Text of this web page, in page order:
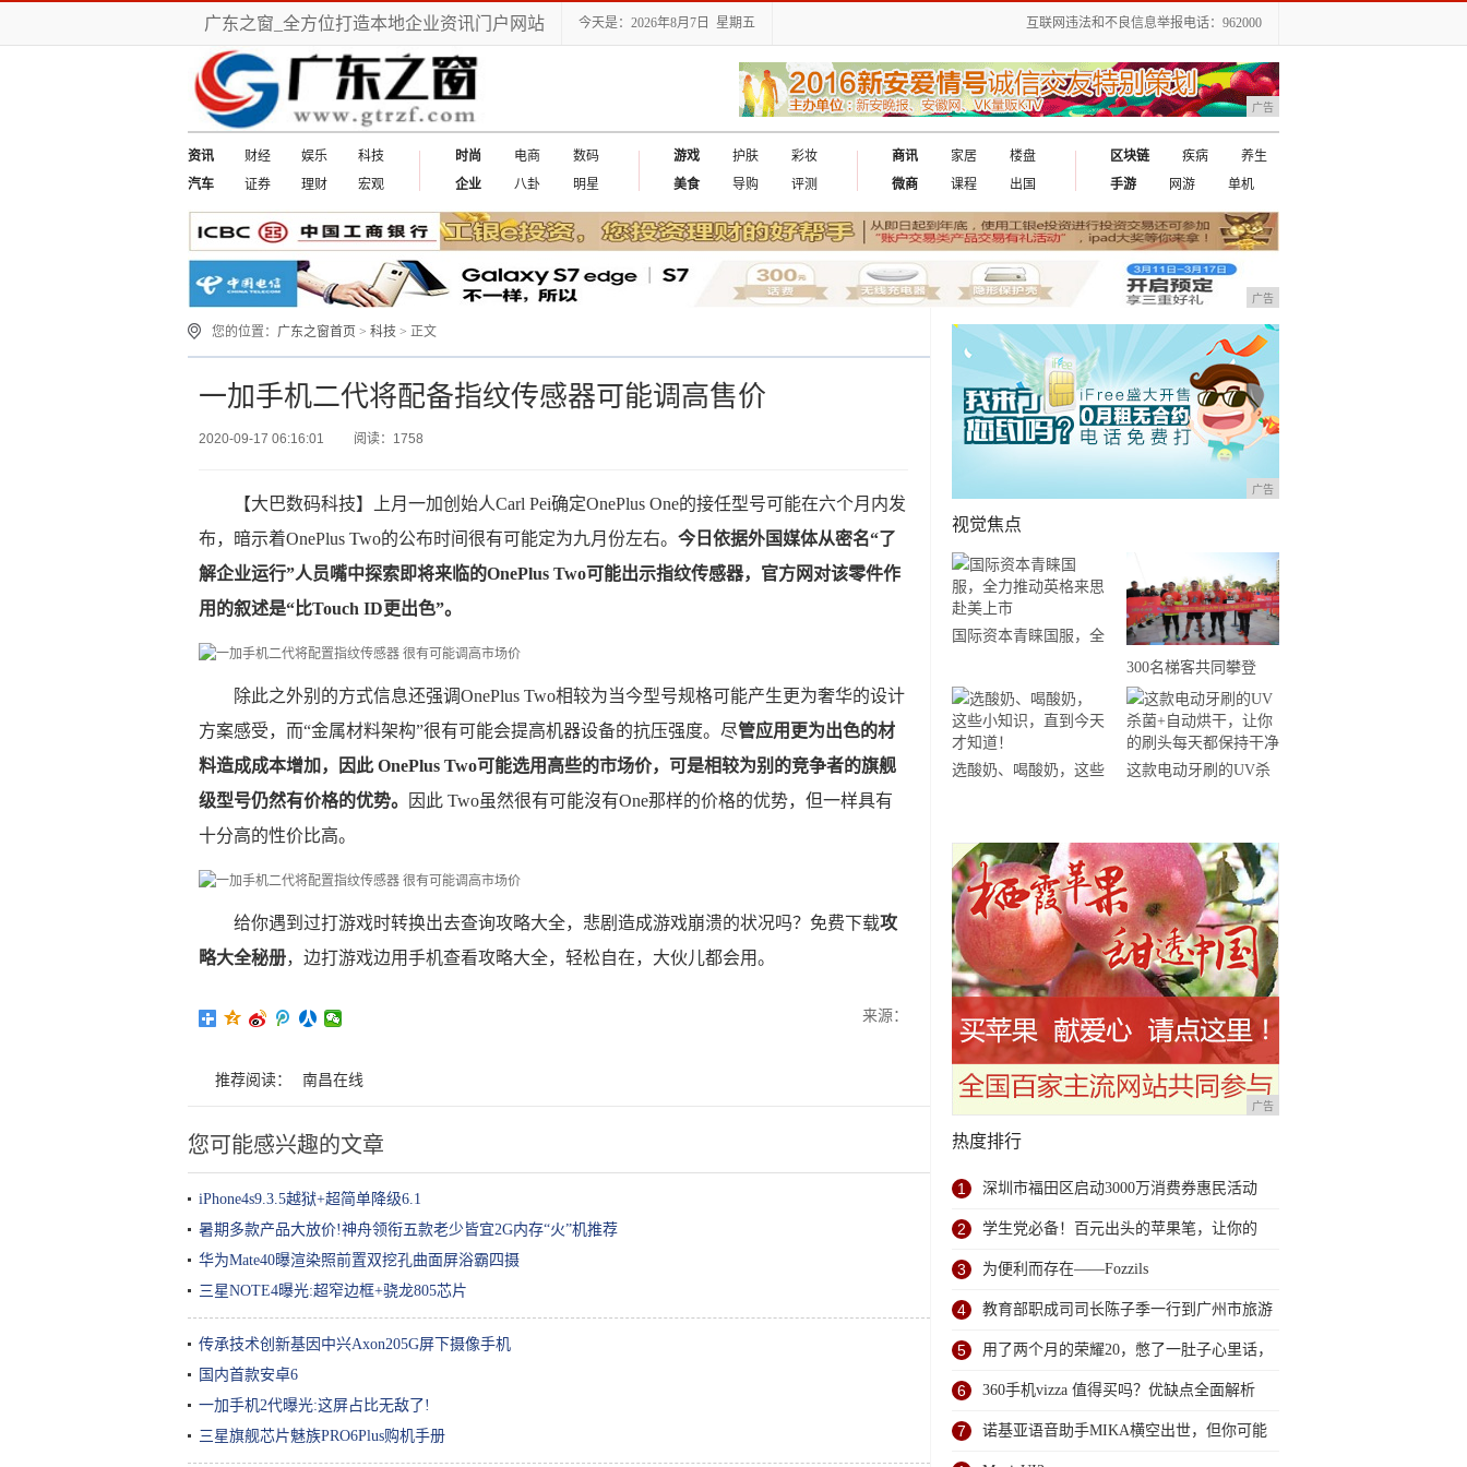
广东之窗_全方位打造本地企业资讯门户网站 今天是：2026年8月7日 星期五 互联网违法和不良信息举报电话：962000
广告
资讯 财经 娱乐
科技
汽车
证券 理财 宏观
时尚 电商
数码
企业
八卦 明星
游戏 护肤
彩妆
美食
导购 评测
商讯 家居
楼盘
微商
课程 出国
区块链 疾病
养生
手游
网游 单机
广告
您的位置： 广东之窗首页 > 科技 > 正文
一加手机二代将配备指纹传感器可能调高售价
2020-09-17 06:16:01 阅读：1758
【大巴数码科技】上月一加创始人Carl Pei确定OnePlus One的接任型号可能在六个月内发
布，暗示着OnePlus Two的公布时间很有可能定为九月份左右。 今日依据外国媒体从密名“了
解企业运行”人员嘴中探索即将来临的OnePlus Two可能出示指纹传感器，官方网对该零件作
用的叙述是“比Touch ID更出色”。
除此之外别的方式信息还强调OnePlus Two相较为当今型号规格可能产生更为奢华的设计
方案感受，而“金属材料架构”很有可能会提高机器设备的抗压强度。尽管应用更为出色的材
料造成成本增加，因此 OnePlus Two可能选用高些的市场价，可是相较为别的竞争者的旗舰
级型号仍然有价格的优势。
因此 Two虽然很有可能沒有One那样的价格的优势，但一样具有
十分高的性价比高。
给你遇到过打游戏时转换出去查询攻略大全，悲剧造成游戏崩溃的状况吗？免费下载攻
略大全秘册，边打游戏边用手机查看攻略大全，轻松自在，大伙儿都会用。
来源：
推荐阅读： 南昌在线
您可能感兴趣的文章
iPhone4s9.3.5越狱+超简单降级6.1
暑期多款产品大放价!神舟领衔五款老少皆宜2G内存“火”机推荐
华为Mate40曝渲染照前置双挖孔曲面屏浴霸四摄
三星NOTE4曝光:超窄边框+骁龙805芯片
传承技术创新基因中兴Axon205G屏下摄像手机
国内首款安卓6
一加手机2代曝光:这屏占比无敌了!
三星旗舰芯片魅族PRO6Plus购机手册
广告
视觉焦点
国际资本青睐国服，全
市
300名梯客共同攀登
2019国际垂直马拉松超
级精英赛顺德海骏达中
心站欢乐开跑
选酸奶、喝酸奶，这些
这款电动牙刷的UV杀
广告
热度排行
1 深圳市福田区启动3000万消费券惠民活动
2 学生党必备！百元出头的苹果笔，让你的
iPad成为学习神器
3 为便利而存在——Fozzils
4 教育部职成司司长陈子季一行到广州市旅游
商务职业学校考察调研
5 用了两个月的荣耀20，憋了一肚子心里话，
今天终于一吐为快
6 360手机vizza 值得买吗？优缺点全面解析
7 诺基亚语音助手MIKA横空出世，但你可能